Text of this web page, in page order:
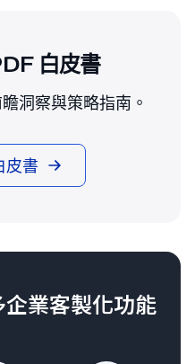
白皮書
洞察與策略指南。
皮書
業客製化功能